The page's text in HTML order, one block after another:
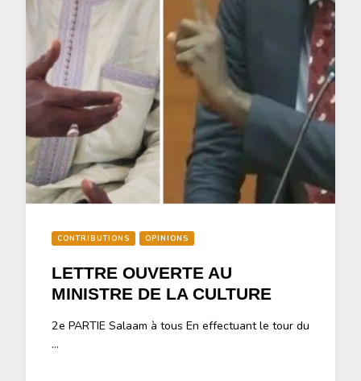
CONTRIBUTIONS OPINIONS
LETTRE OUVERTE AU
MINISTRE DE LA CULTURE
2e PARTIE Salaam à tous En effectuant le tour du
…